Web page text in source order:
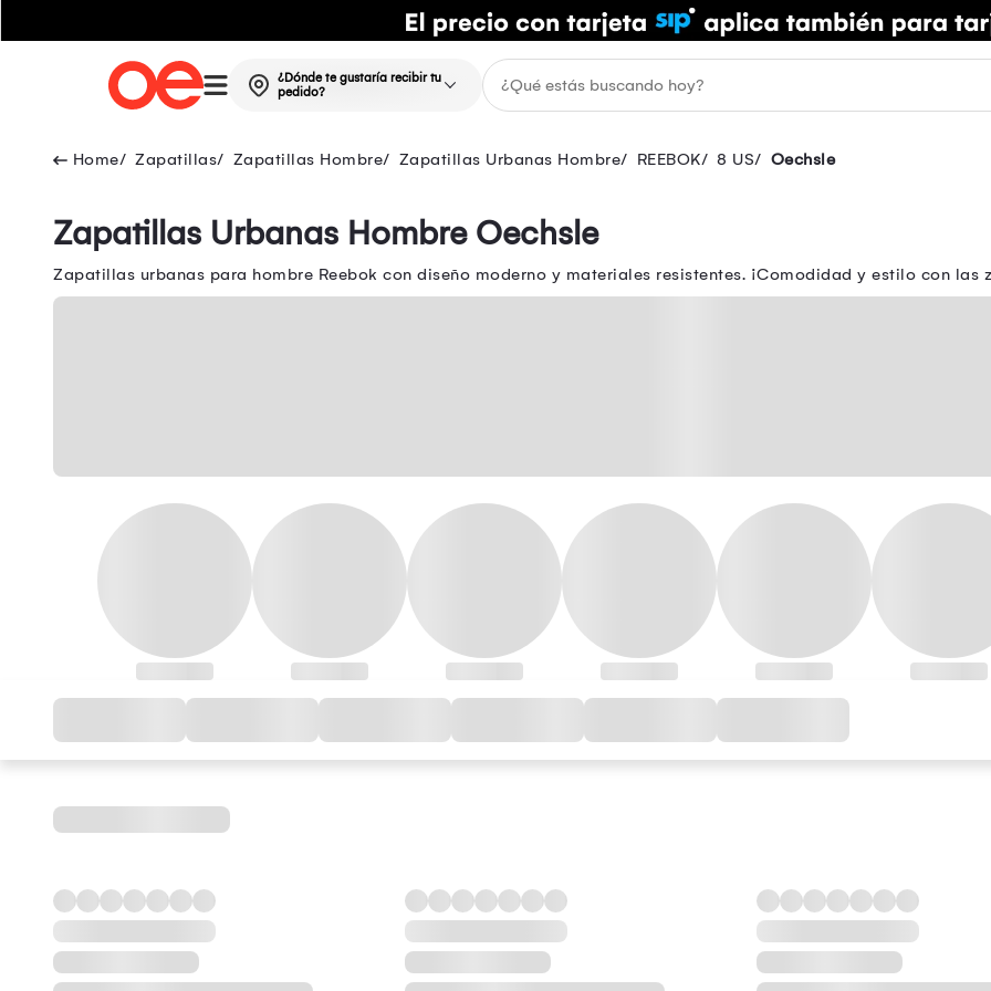
¿Dónde te gustaría recibir tu
pedido?
Zapatillas Zapatillas Hombre Zapatillas Urbanas Hombre REEBOK 8 US Oechsle
Zapatillas Urbanas Hombre Oechsle
Zapatillas urbanas para hombre Reebok con diseño moderno y materiales resistentes. ¡Comodidad y estilo con